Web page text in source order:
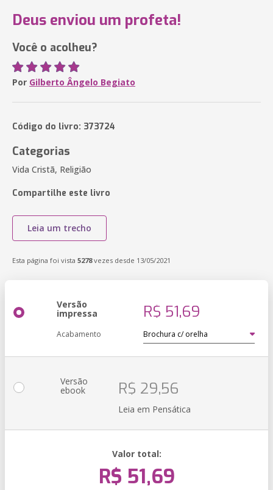
Deus enviou um profeta!
Você o acolheu?
Por Gilberto Ângelo Begiato
Código do livro: 373724
Categorias
Vida Cristã, Religião
Compartilhe este livro
Leia um trecho
Esta página foi vista 5278vezes desde 13/05/2021
Versão
impressa R$ 51,69
Acabamento
Versão
ebook R$ 29,56
Leia em Pensática
Valor total:
R$ 51,69